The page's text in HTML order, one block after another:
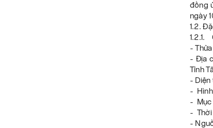
đồng
ngày
1.2.
1.2.1.
-
- Địa
Tỉnh
- Diện
-
- Mục
- Thời
-